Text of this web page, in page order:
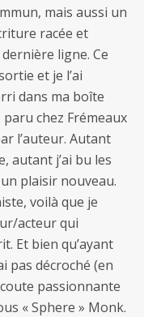
mais aussi un
racée et
ligne. Ce
et je l’ai
dans ma boîte
chez Frémeaux
l’auteur. Autant
autant j’ai bu les
plaisir nouveau.
voilà que je
acteur qui
Et bien qu’ayant
pas décroché (en
passionnante
« Sphere » Monk.